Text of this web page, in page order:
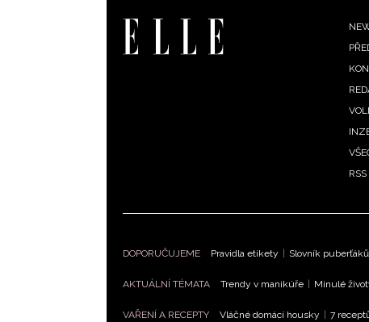
DOPORUČUJEME Pravidla etikety | Slovník puberťáků
AKTUÁLNÍ TÉMATA Trendy v manikúře | Minulé
VAŘENÍ A RECEPTY Vláčné domácí housky | 7